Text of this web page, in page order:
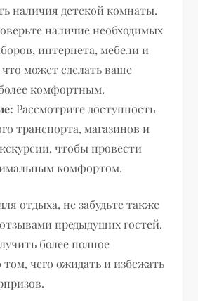
наличия детской комнаты.
наличие необходимых
интернета, мебели и
что может сделать ваше
комфортным.
Рассмотрите доступность
транспорта, магазинов и
чтобы провести
комфортом.
отдыха, не забудьте также
предыдущих гостей.
более полное
том, чего ожидать и избежать